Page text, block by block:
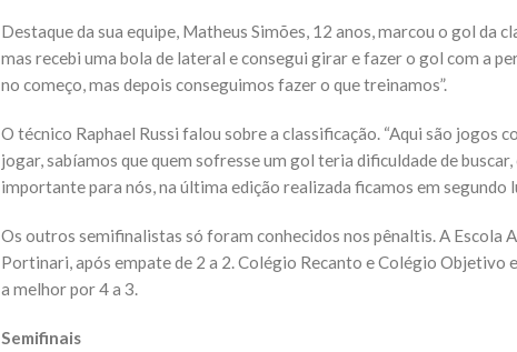
Destaque da sua equipe, Matheus Simões, 12 anos, marcou o gol da
mas recebi uma bola de lateral e consegui girar e fazer o gol com a
no começo, mas depois conseguimos fazer o que treinamos”.
O técnico Raphael Russi falou sobre a classificação. “Aqui são
jogar, sabíamos que quem sofresse um gol teria dificuldade de
importante para nós, na última edição realizada ficamos em segundo
Os outros semifinalistas só foram conhecidos nos pênaltis. A Escola
Portinari, após empate de 2 a 2. Colégio Recanto e Colégio
a melhor por 4 a 3.
Semifinais